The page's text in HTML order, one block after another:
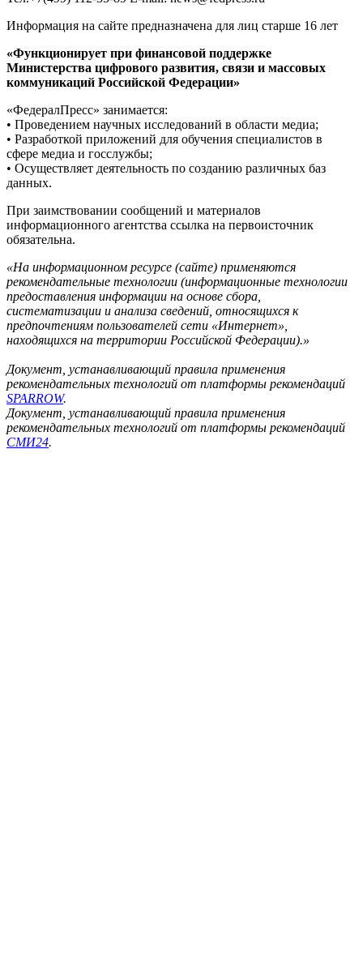
Информация на сайте предназначена для лиц старше 16 лет
«Функционирует при финансовой поддержке
Министерства цифрового развития, связи и массовых
коммуникаций Российской Федерации»
«ФедералПресс» занимается:
• Проведением научных исследований в области медиа;
• Разработкой приложений для обучения специалистов в
сфере медиа и госслужбы;
• Осуществляет деятельность по созданию различных баз
данных.
При заимствовании сообщений и материалов
информационного агентства ссылка на первоисточник
обязательна.
«На информационном ресурсе (сайте) применяются
рекомендательные технологии (информационные технологии
предоставления информации на основе сбора,
систематизации и анализа сведений, относящихся к
предпочтениям пользователей сети «Интернет»,
находящихся на территории Российской Федерации).»
Документ, устанавливающий правила применения
рекомендательных технологий от платформы рекомендаций
SPARROW.
Документ, устанавливающий правила применения
рекомендательных технологий от платформы рекомендаций
СМИ24.